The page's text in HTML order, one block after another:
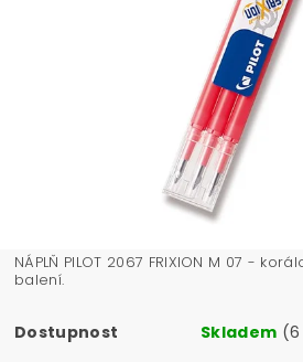
NÁPLŇ PILOT 2067 FRIXION M 07 -
balení.
Dostupnost Skladem (6